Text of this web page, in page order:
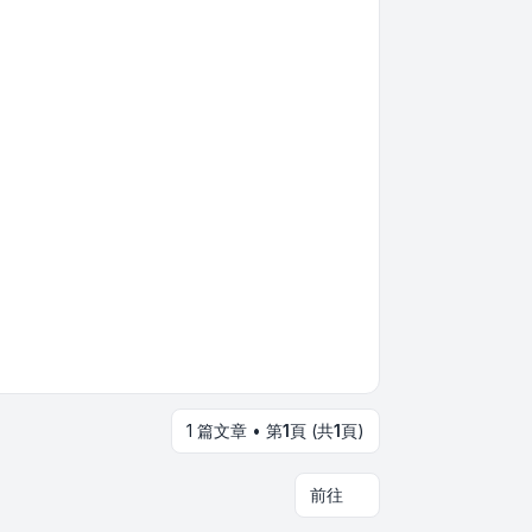
1 篇文章 • 第1頁 (共1頁)
前往